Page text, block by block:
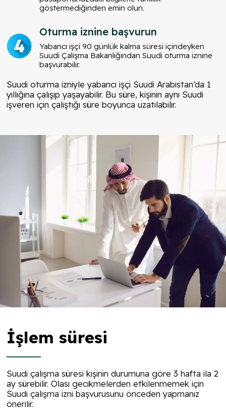
göstermediğinden emin olun.
Oturma iznine başvurun
Yabancı işçi 90 günlük kalma süresi içindeyken
Suudi Çalışma Bakanlığından Suudi oturma iznine
başvurabilir.
Suudi oturma izniyle yabancı işçi Suudi Arabistan’da 1
yıllığına çalışıp yaşayabilir. Bu süre, kişinin aynı Suudi
işveren için çalıştığı süre boyunca uzatılabilir.
İşlem süresi
Suudi çalışma süresi kişinin durumuna göre 3 hafta ila 2
ay sürebilir. Olası gecikmelerden etkilenmemek için
Suudi çalışma izni başvurusunu önceden yapmanız
önerilir.